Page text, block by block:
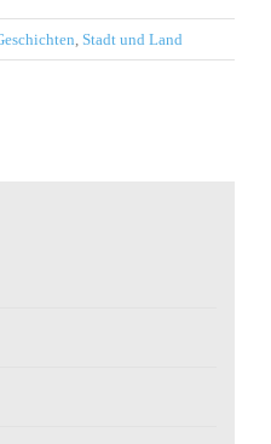
, Stadt und Land